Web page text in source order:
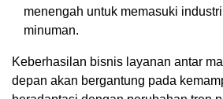
menengah untuk memasuki
minuman.
Keberhasilan bisnis layanan antar
depan akan bergantung pada